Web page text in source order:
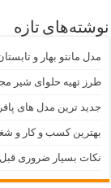
نوشته‌های تازه
مدل مانتو بهار و تابستان 2025 برندهای
طرز تهیه حلوای شیر
جدید ترین مدل های پافر
بهترین کسب و کار و
نکات بسیار ضروری قبل